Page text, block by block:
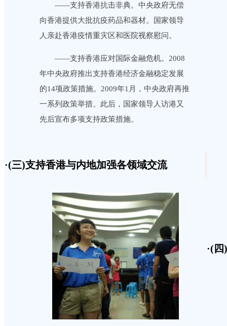
——支持香港抗击非典。中央政府无偿
向香港提供大批抗疫药品和器材。国家领导
人亲赴香港疫情重灾区和医院视察慰问。
——支持香港应对国际金融危机。2008
年中央政府推出支持香港经济金融稳定发展
的14项政策措施。2009年1月，中央政府再推
一系列政策举措。此后，国家领导人访港又
先后宣布多项支持政策措施。
·(三)支持香港与内地加强各领域交流
·(